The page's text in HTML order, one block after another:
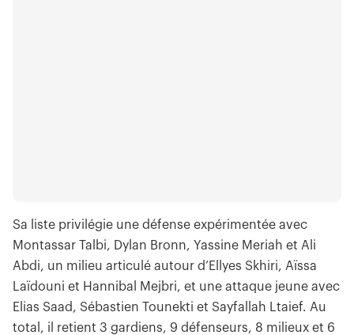
Sa liste privilégie une défense expérimentée avec
Montassar Talbi, Dylan Bronn, Yassine Meriah et Ali
Abdi, un milieu articulé autour d’Ellyes Skhiri, Aïssa
Laïdouni et Hannibal Mejbri, et une attaque jeune avec
Elias Saad, Sébastien Tounekti et Sayfallah Ltaief. Au
total, il retient 3 gardiens, 9 défenseurs, 8 milieux et 6